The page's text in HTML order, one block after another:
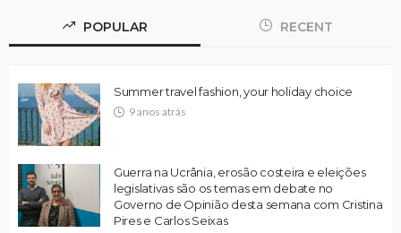
POPULAR RECENT
Summer travel fashion, your holiday choice
9 anos atrás
Guerra na Ucrânia, erosão costeira e eleições
legislativas são os temas em debate no
Governo de Opinião desta semana com Cristina
Pires e Carlos Seixas